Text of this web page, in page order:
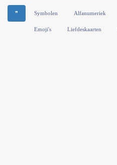
❞ Symbolen Alfanumeriek
Emoji's Liefdeskaarten